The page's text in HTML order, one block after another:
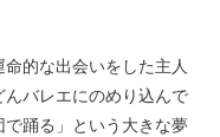
的な出会いをした主人
バレエにのめり込んで
踊る」という大きな夢